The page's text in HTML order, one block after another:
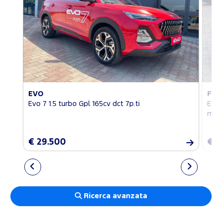
EVO
Evo 7 1.5 turbo Gpl 165cv dct 7p.ti
€ 29.500 €
Ricerca avanzata